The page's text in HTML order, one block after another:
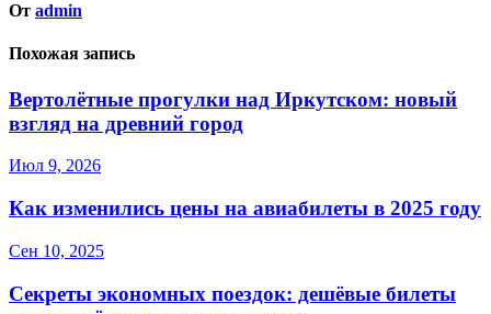
От admin
Похожая запись
Вертолётные прогулки над Иркутском: новый
взгляд на древний город
Июл 9, 2026
Как изменились цены на авиабилеты в 2025 году
Сен 10, 2025
Секреты экономных поездок: дешёвые билеты